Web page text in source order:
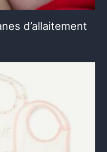
d’allaitement